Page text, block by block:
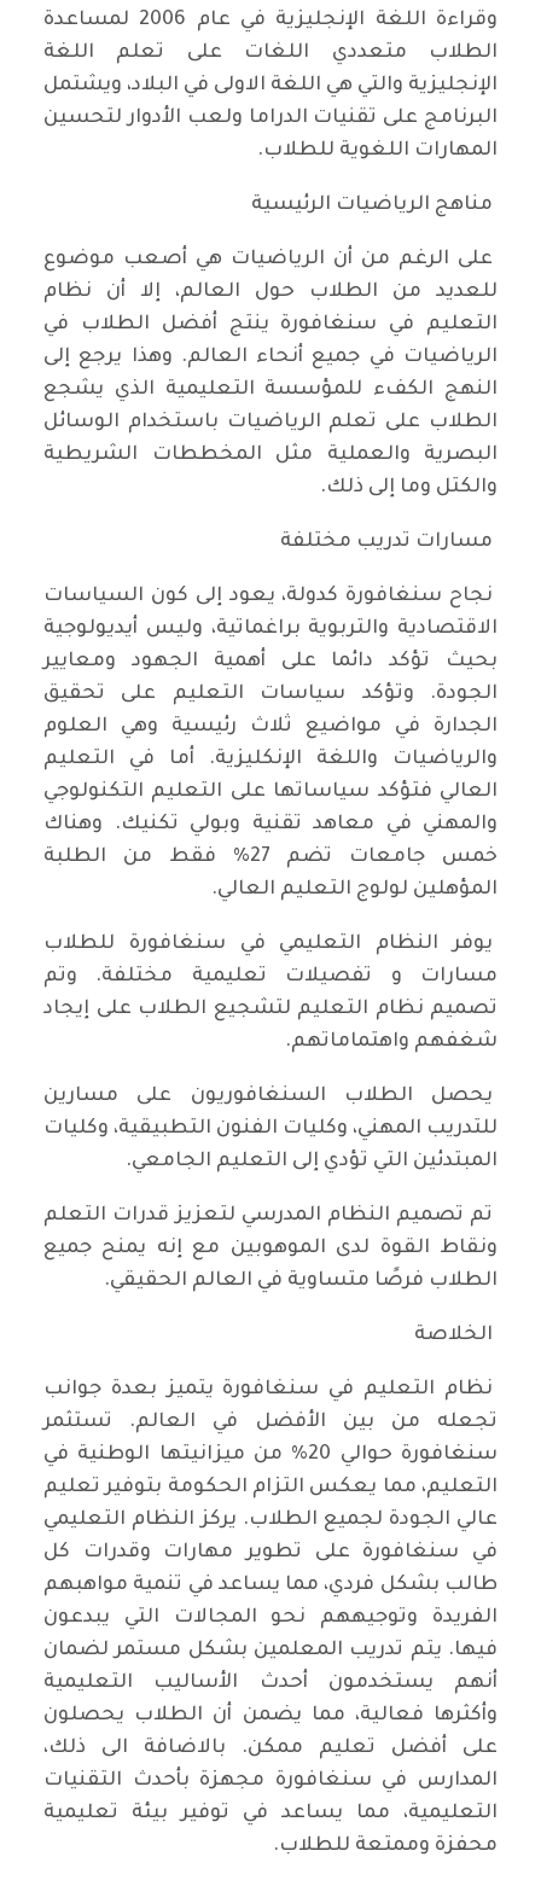
وقراءة اللغة الإنجليزية في عام 2006 لمساعدة
الطلاب متعددي اللغات على تعلم اللغة
الإنجليزية والتي هي اللغة الاولى في البلاد، ويشتمل
البرنامج على تقنيات الدراما ولعب الأدوار لتحسين
المهارات اللغوية للطلاب.
مناهج الرياضيات الرئيسية
على الرغم من أن الرياضيات هي أصعب موضوع
للعديد من الطلاب حول العالم، إلا أن نظام
التعليم في سنغافورة ينتج أفضل الطلاب في
الرياضيات في جميع أنحاء العالم. وهذا يرجع إلى
النهج الكفء للمؤسسة التعليمية الذي يشجع
الطلاب على تعلم الرياضيات باستخدام الوسائل
البصرية والعملية مثل المخططات الشريطية
والكتل وما إلى ذلك.
مسارات تدريب مختلفة
نجاح سنغافورة كدولة، يعود إلى كون السياسات
الاقتصادية والتربوية براغماتية، وليس أيديولوجية
بحيث تؤكد دائما على أهمية الجهود ومعايير
الجودة. وتؤكد سياسات التعليم على تحقيق
الجدارة في مواضيع ثلاث رئيسية وهي العلوم
والرياضيات واللغة الإنكليزية. أما في التعليم
العالي فتؤكد سياساتها على التعليم التكنولوجي
والمهني في معاهد تقنية وبولي تكنيك. وهناك
خمس جامعات تضم 27% فقط من الطلبة
المؤهلين لولوج التعليم العالي.
يوفر النظام التعليمي في سنغافورة للطلاب
مسارات و تفصيلات تعليمية مختلفة. وتم
تصميم نظام التعليم لتشجيع الطلاب على إيجاد
شغفهم واهتماماتهم.
يحصل الطلاب السنغافوريون على مسارين
للتدريب المهني، وكليات الفنون التطبيقية، وكليات
المبتدئين التي تؤدي إلى التعليم الجامعي.
تم تصميم النظام المدرسي لتعزيز قدرات التعلم
ونقاط القوة لدى الموهوبين مع إنه يمنح جميع
الطلاب فرصًا متساوية في العالم الحقيقي.
الخلاصة
نظام التعليم في سنغافورة يتميز بعدة جوانب
تجعله من بين الأفضل في العالم. تستثمر
سنغافورة حوالي 20% من ميزانيتها الوطنية في
التعليم، مما يعكس التزام الحكومة بتوفير تعليم
عالي الجودة لجميع الطلاب. يركز النظام التعليمي
في سنغافورة على تطوير مهارات وقدرات كل
طالب بشكل فردي، مما يساعد في تنمية مواهبهم
الفريدة وتوجيههم نحو المجالات التي يبدعون
فيها. يتم تدريب المعلمين بشكل مستمر لضمان
أنهم يستخدمون أحدث الأساليب التعليمية
وأكثرها فعالية، مما يضمن أن الطلاب يحصلون
على أفضل تعليم ممكن. بالاضافة الى ذلك،
المدارس في سنغافورة مجهزة بأحدث التقنيات
التعليمية، مما يساعد في توفير بيئة تعليمية
محفزة وممتعة للطلاب.